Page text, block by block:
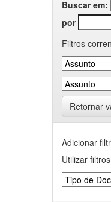
Buscar em:
por
Filtros
Retornar
Adicionar
Utilizar